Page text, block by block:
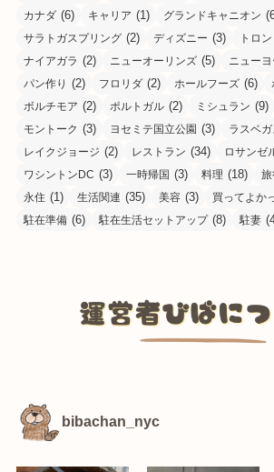
カナダ (6) キャリア (1) グランドキャニオン
サラトガスプリング (2) ディズニー (3) トロン
ナイアガラ (2) ニューオーリンズ (5) ニューヨ
パン作り (2) フロリダ (2) ホールフーズ (6)
ボルチモア (2) ポルトガル (2) ミシュラン (9)
モントーク (3) ヨセミテ国立公園 (3) ラスベガ
レイクジョージ (2) レストラン (34) ロサンゼ
ワシントンDC (3) 一時帰国 (3) 料理 (18)
永住 (1) 生活関連 (35) 美容 (3) 買ってよか
駐在準備 (6) 駐在生活セットアップ(8) 駐妻
bibachan_nyc